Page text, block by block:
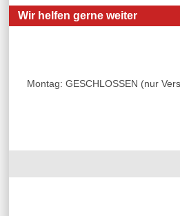
Wir helfen gerne weiter
Montag: GESCHLOSSEN (nur